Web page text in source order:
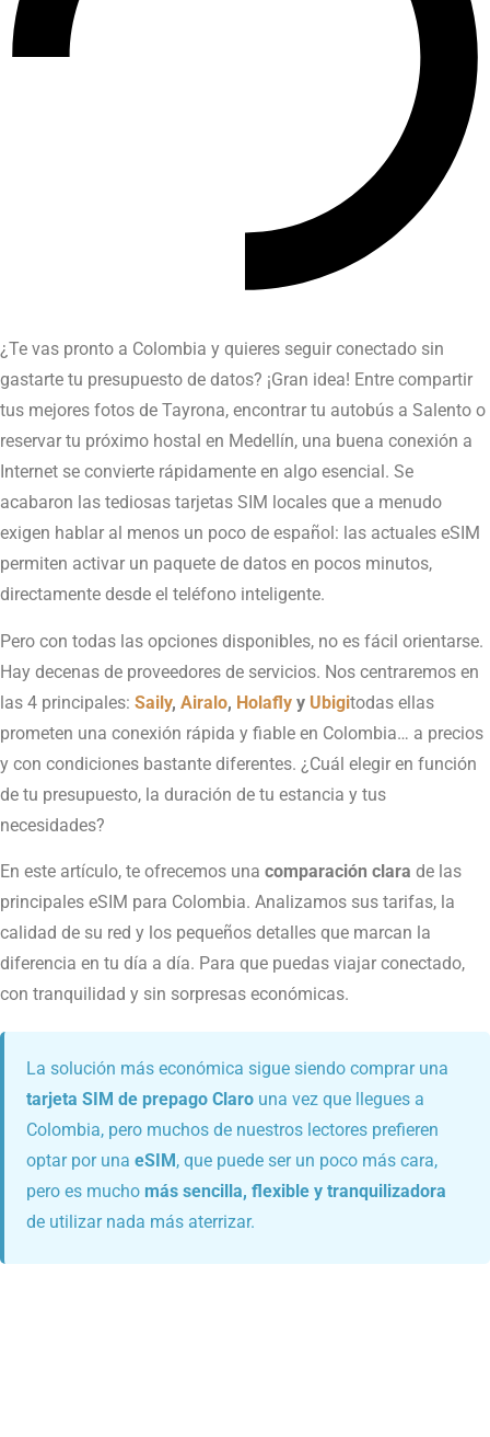
¿Te vas pronto a Colombia y quieres seguir conectado sin
gastarte tu presupuesto de datos? ¡Gran idea! Entre compartir
tus mejores fotos de Tayrona, encontrar tu autobús a Salento o
reservar tu próximo hostal en Medellín, una buena conexión a
Internet se convierte rápidamente en algo esencial. Se
acabaron las tediosas tarjetas SIM locales que a menudo
exigen hablar al menos un poco de español: las actuales eSIM
permiten activar un paquete de datos en pocos minutos,
directamente desde el teléfono inteligente.
Pero con todas las opciones disponibles, no es fácil orientarse.
Hay decenas de proveedores de servicios. Nos centraremos en
las 4 principales: Saily, Airalo, Holafly y Ubigitodas ellas
prometen una conexión rápida y fiable en Colombia… a precios
y con condiciones bastante diferentes. ¿Cuál elegir en función
de tu presupuesto, la duración de tu estancia y tus
necesidades?
En este artículo, te ofrecemos una comparación clara de las
principales eSIM para Colombia. Analizamos sus tarifas, la
calidad de su red y los pequeños detalles que marcan la
diferencia en tu día a día. Para que puedas viajar conectado,
con tranquilidad y sin sorpresas económicas.
La solución más económica sigue siendo comprar una
tarjeta SIM de prepago Claro una vez que llegues a
Colombia, pero muchos de nuestros lectores prefieren
optar por una eSIM, que puede ser un poco más cara,
pero es mucho más sencilla, flexible y tranquilizadora
de utilizar nada más aterrizar.